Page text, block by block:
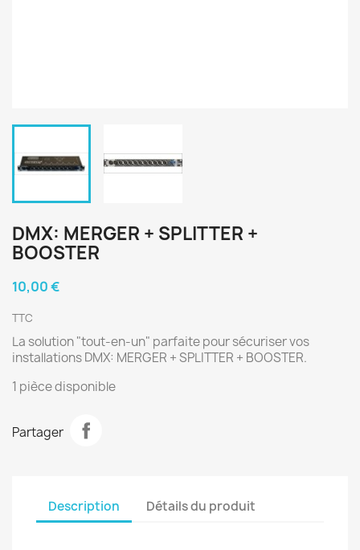
DMX: MERGER + SPLITTER +
BOOSTER
10,00 €
TTC
La solution "tout-en-un" parfaite pour sécuriser vos
installations DMX: MERGER + SPLITTER + BOOSTER.
1 pièce disponible
Partager
Description Détails du produit